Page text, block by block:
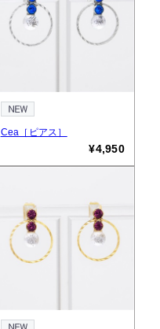
Cea［ピアス］
¥4,950